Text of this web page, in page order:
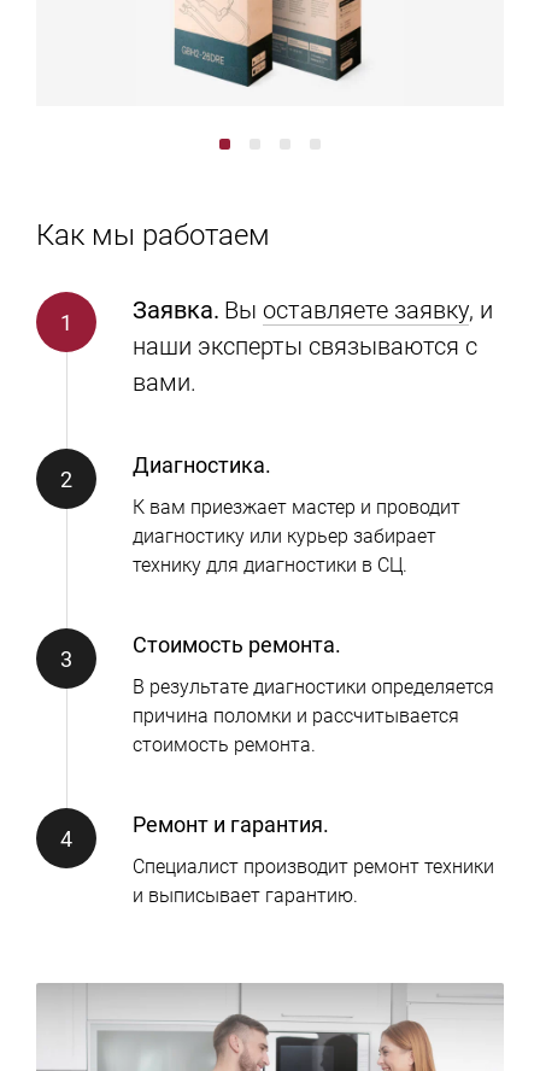
Как мы работаем
Заявка. Вы оставляете заявку, и
наши эксперты связываются с
вами.
Диагностика.
К вам приезжает мастер и проводит
диагностику или курьер забирает
технику для диагностики в СЦ.
Стоимость ремонта.
В результате диагностики определяется
причина поломки и рассчитывается
стоимость ремонта.
Ремонт и гарантия.
Специалист производит ремонт техники
и выписывает гарантию.